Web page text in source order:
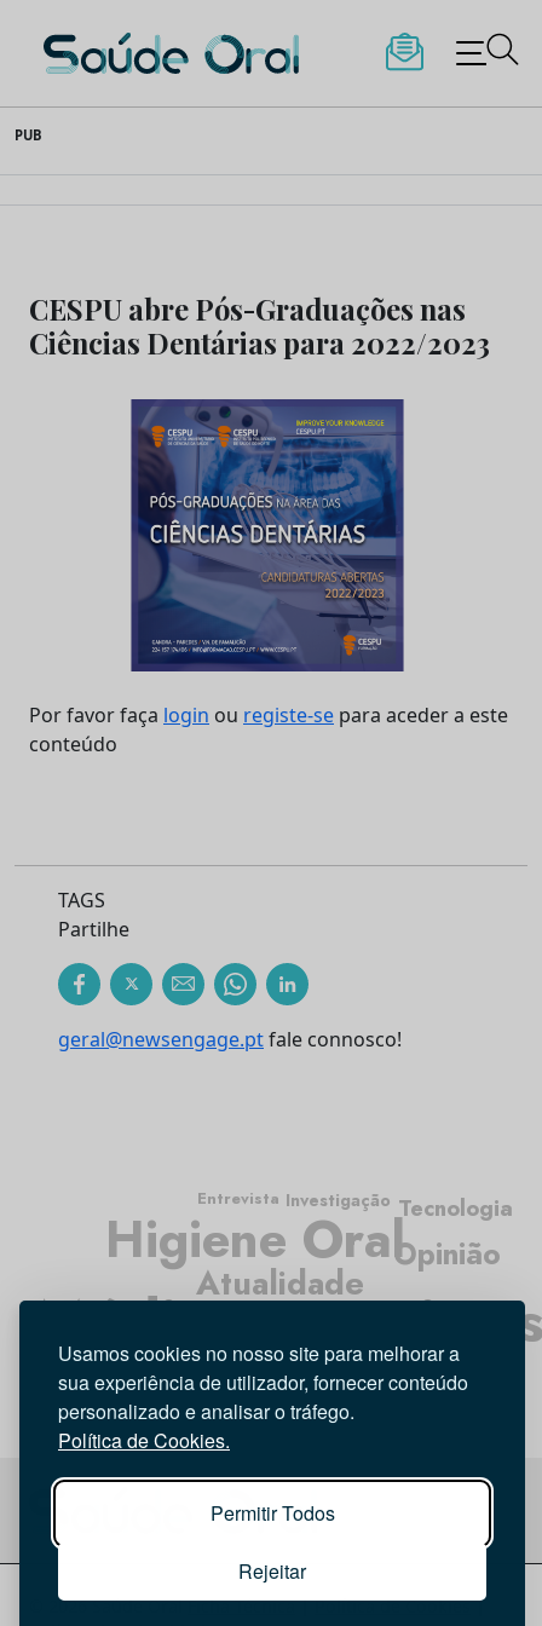
Usamos cookies no nosso site para melhorar a
sua experiência de utilizador, fornecer conteúdo
personalizado e analisar o tráfego.
Política de Cookies.
Permitir Todos
Rejeitar
to
content
Saúde Oral
PUB
CESPU abre Pós-Graduações nas
Ciências Dentárias para 2022/2023
Por favor faça login ou registe-se para aceder a este
conteúdo
TAGS
Partilhe
geral@newsengage.ptfale connosco!
Atualidade
Médicos
Higiene Oral
Entrevista
Opinião
Tecnologia
Investigação
© 2026 Saúde OralFicha Técnica|Política de Cookies|